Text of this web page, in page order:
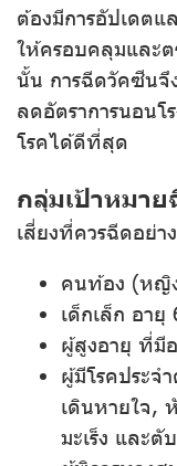
ต้องมีการอัปเดต
ให้ครอบคลุมและ
นั้น การฉีดวัคซีนจึ
ลดอัตราการนอนโ
โรคได้ดีที่สุด
กลุ่มเป้าหมา
เสี่ยงที่ควรฉีดอย่า
คนท้อง (หญิ
เด็กเล็ก อา
ผู้สูงอายุ ที่มี
ผู้มีโรคประจ
เดินหายใจ,
มะเร็ง และตั